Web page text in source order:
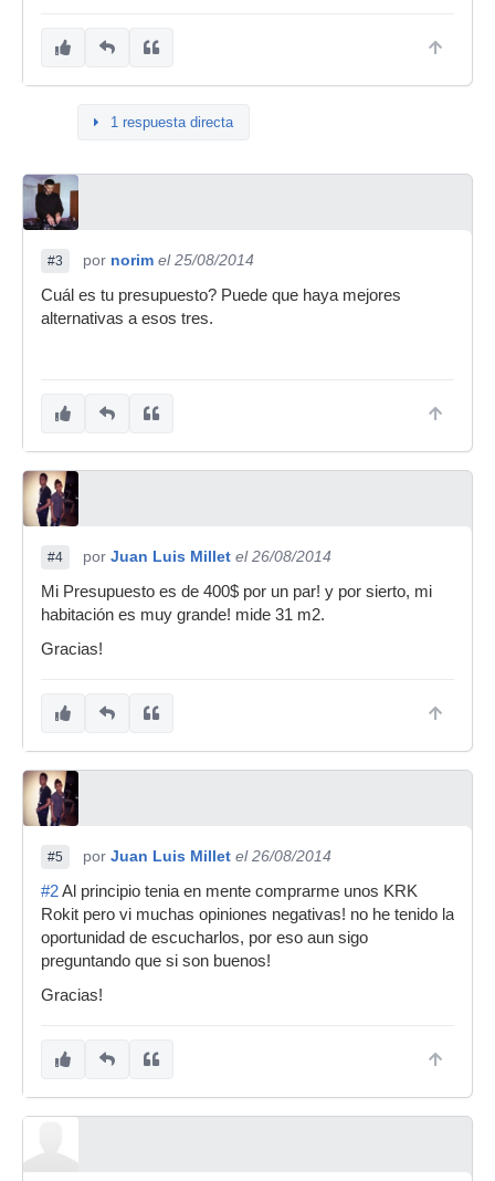
1 respuesta directa
#3 por norim el 25/08/2014
Cuál es tu presupuesto? Puede que haya mejores
alternativas a esos tres.
#4 por Juan Luis Millet el 26/08/2014
Mi Presupuesto es de 400$ por un par! y por sierto, mi
habitación es muy grande! mide 31 m2.
Gracias!
#5 por Juan Luis Millet el 26/08/2014
#2Al principio tenia en mente comprarme unos KRK
Rokit pero vi muchas opiniones negativas! no he tenido la
oportunidad de escucharlos, por eso aun sigo
preguntando que si son buenos!
Gracias!